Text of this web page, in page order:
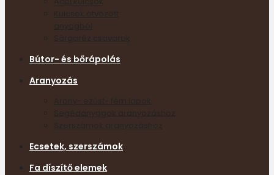
Kulcsok ötvözött
Sárgaréz csavarok
Bútor- és bőrápolás
Aranyozás
Arany- ezüst- fém lapok
Segédanyagok aranyozáshoz
Szerszámok aranyozáshoz
Ecsetek, szerszámok
Fa díszítő elemek